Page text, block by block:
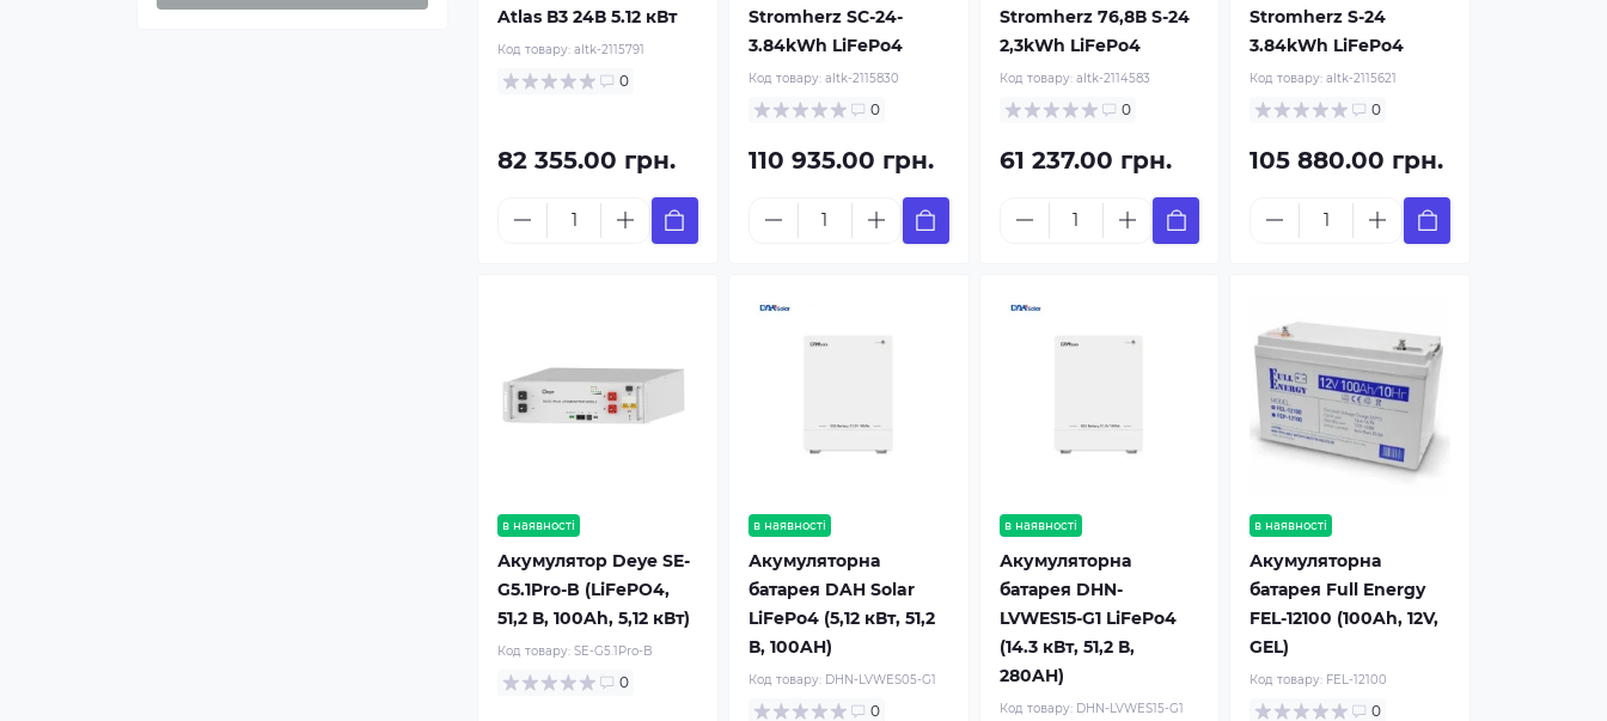
Atlas В3 24В 5.12 кВт
Код товару: altk-2115791
0
82 355.00 грн.
Stromherz SС-24-
3.84kWh LiFePo4
Код товару: altk-2115830
0
110 935.00 грн.
Stromherz 76,8В S-24
2,3kWh LiFePo4
Код товару: altk-2114583
0
61 237.00 грн.
Stromherz S-24
3.84kWh LiFePo4
Код товару:altk-2115621
0
105 880.00 грн.
в наявності
Акумулятор Deye SE-
G5.1Pro-B (LiFePO4,
51,2 В, 100Ah, 5,12 кВт)
Код товару: SE-G5.1Pro-B
0
в наявності
Акумуляторна
батарея DAH Solar
LiFePo4 (5,12 кВт, 51,2
В, 100AH)
Код товару: DHN-LVWES05-G1
0
в наявності
Акумуляторна
батарея DHN-
LVWES15-G1 LiFePo4
(14.3 кВт, 51,2 В,
280AH)
Код товару: DHN-LVWES15-G1
в наявності
Акумуляторна
батарея Full Energy
FEL-12100 (100Ah, 12V,
GEL)
Код товару: FEL-12100
0